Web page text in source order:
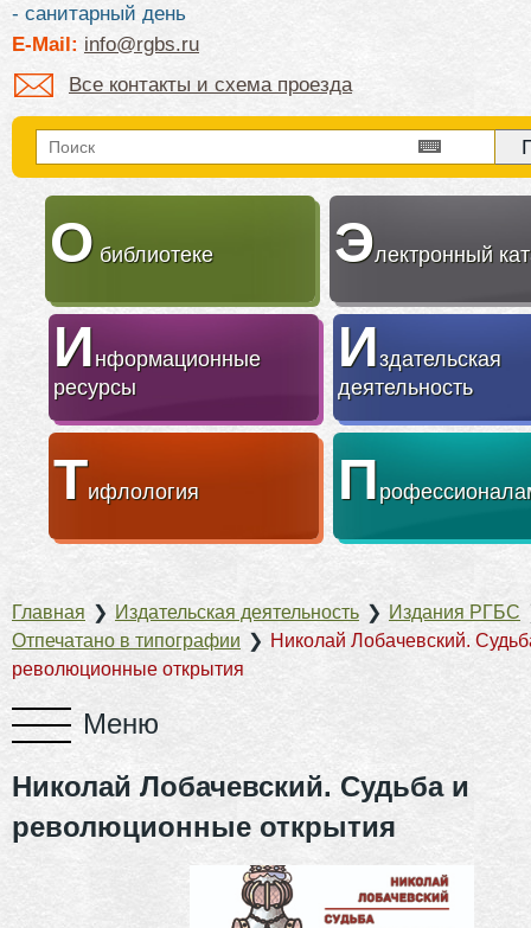
- санитарный день
E-Mail: info@rgbs.ru
Все контакты и схема проезда
О библиотеке Электронный
Информационные
ресурсы
Издательская
деятельность
Тифлология П
Главная ❯ Издательская деятельность ❯ Издания РГБС
Отпечатано в типографии ❯ Николай Лобачевский.
революционные открытия
Николай Лобачевский. Судьба и
революционные открытия